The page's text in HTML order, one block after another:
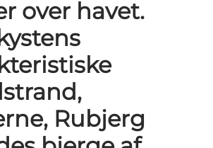
over havet.
Rubjerg